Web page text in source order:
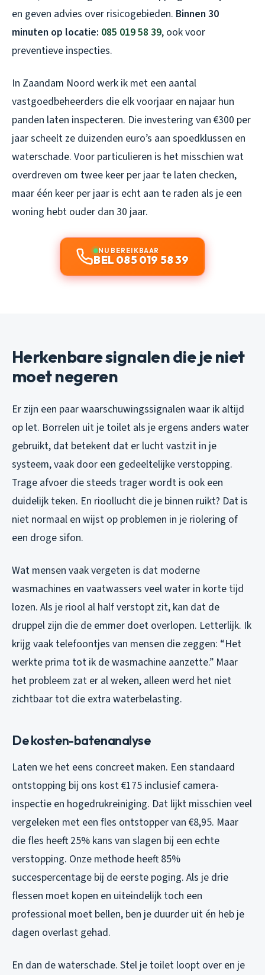
en geven advies over risicogebieden. Binnen 30
minuten op locatie: 085 019 58 39, ook voor
preventieve inspecties.
In Zaandam Noord werk ik met een aantal
vastgoedbeheerders die elk voorjaar en najaar hun
panden laten inspecteren. Die investering van €300 per
jaar scheelt ze duizenden euro’s aan spoedklussen en
waterschade. Voor particulieren is het misschien wat
overdreven om twee keer per jaar te laten checken,
maar één keer per jaar is echt aan te raden als je een
woning hebt ouder dan 30 jaar.
NU BEREIKBAAR
BEL 085 019 58 39
Herkenbare signalen die je niet
moet negeren
Er zijn een paar waarschuwingssignalen waar ik altijd
op let. Borrelen uit je toilet als je ergens anders water
gebruikt, dat betekent dat er lucht vastzit in je
systeem, vaak door een gedeeltelijke verstopping.
Trage afvoer die steeds trager wordt is ook een
duidelijk teken. En rioollucht die je binnen ruikt? Dat is
niet normaal en wijst op problemen in je riolering of
een droge sifon.
Wat mensen vaak vergeten is dat moderne
wasmachines en vaatwassers veel water in korte tijd
lozen. Als je riool al half verstopt zit, kan dat de
druppel zijn die de emmer doet overlopen. Letterlijk. Ik
krijg vaak telefoontjes van mensen die zeggen: “Het
werkte prima tot ik de wasmachine aanzette.” Maar
het probleem zat er al weken, alleen werd het niet
zichtbaar tot die extra waterbelasting.
De kosten-batenanalyse
Laten we het eens concreet maken. Een standaard
ontstopping bij ons kost €175 inclusief camera-
inspectie en hogedrukreiniging. Dat lijkt misschien veel
vergeleken met een fles ontstopper van €8,95. Maar
die fles heeft 25% kans van slagen bij een echte
verstopping. Onze methode heeft 85%
succespercentage bij de eerste poging. Als je drie
flessen moet kopen en uiteindelijk toch een
professional moet bellen, ben je duurder uit én heb je
dagen overlast gehad.
En dan de waterschade. Stel je toilet loopt over en je